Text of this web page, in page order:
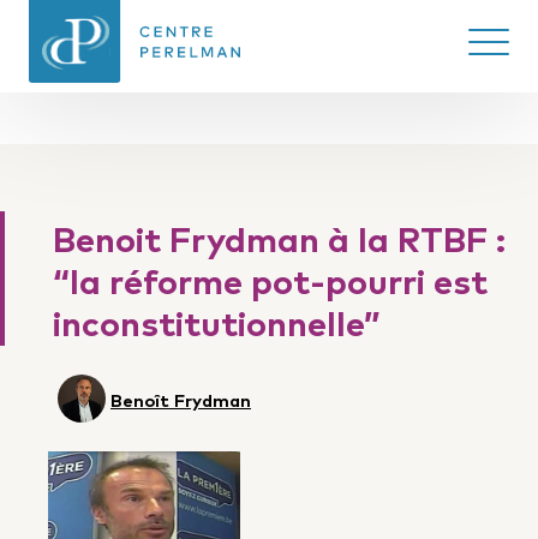
DU DROIT
Ouvrir/
Benoit Frydman à la RTBF :
“la réforme pot-pourri est
inconstitutionnelle”
Benoît Frydman